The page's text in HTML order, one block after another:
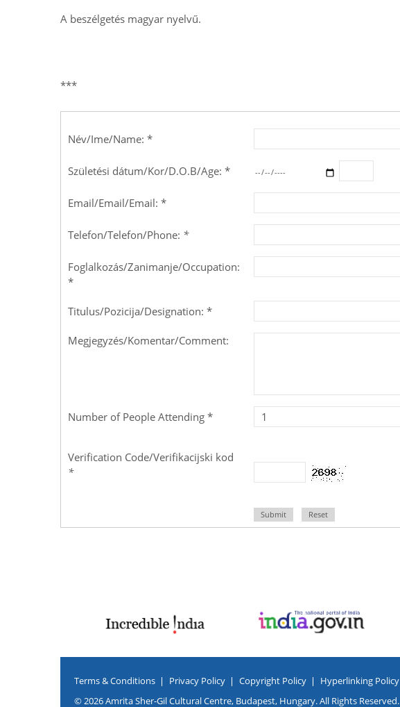
A beszélgetés magyar nyelvű.
***
Név/Ime/Name: *
Születési dátum/Kor/D.O.B/Age: *
Email/Email/Email: *
Telefon/Telefon/Phone: *
Foglalkozás/Zanimanje/Occupation:
*
Titulus/Pozicija/Designation: *
Megjegyzés/Komentar/Comment:
Number of People Attending *
Verification Code/Verifikacijski kod
*
Submit Reset
Terms & Conditions Privacy Policy Copyright Policy Hyperlinking Policy
© 2026 Amrita Sher-Gil Cultural Centre, Budapest, Hungary. All Rights Reserved.